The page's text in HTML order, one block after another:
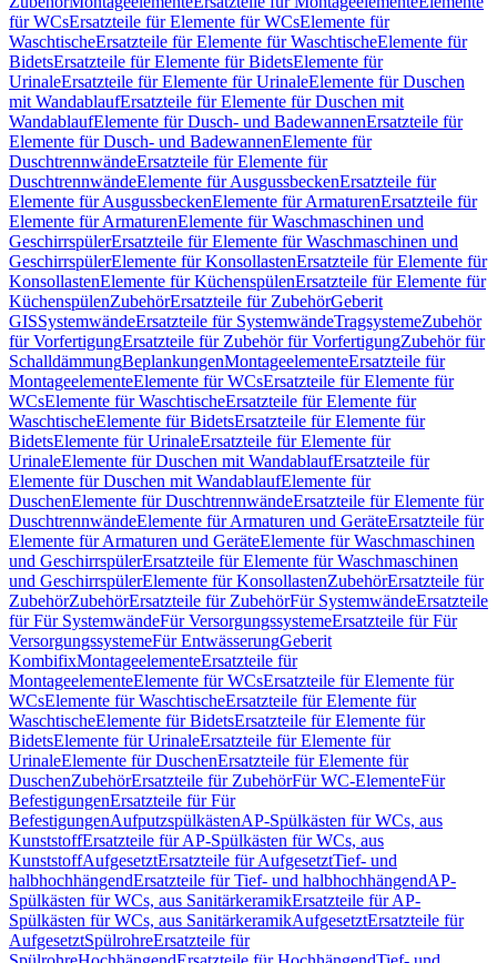
für WCsErsatzteile für Elemente für WCsElemente für
WaschtischeErsatzteile für Elemente für WaschtischeElemente für
BidetsErsatzteile für Elemente für BidetsElemente für
UrinaleErsatzteile für Elemente für UrinaleElemente für Duschen
mit WandablaufErsatzteile für Elemente für Duschen mit
WandablaufElemente für Dusch- und BadewannenErsatzteile für
Elemente für Dusch- und BadewannenElemente für
DuschtrennwändeErsatzteile für Elemente für
DuschtrennwändeElemente für AusgussbeckenErsatzteile für
Elemente für AusgussbeckenElemente für ArmaturenErsatzteile für
Elemente für ArmaturenElemente für Waschmaschinen und
GeschirrspülerErsatzteile für Elemente für Waschmaschinen und
GeschirrspülerElemente für KonsollastenErsatzteile für Elemente für
KonsollastenElemente für KüchenspülenErsatzteile für Elemente für
KüchenspülenZubehörErsatzteile für ZubehörGeberit
GISSystemwändeErsatzteile für SystemwändeTragsystemeZubehör
für VorfertigungErsatzteile für Zubehör für VorfertigungZubehör für
SchalldämmungBeplankungenMontageelementeErsatzteile für
MontageelementeElemente für WCsErsatzteile für Elemente für
WCsElemente für WaschtischeErsatzteile für Elemente für
WaschtischeElemente für BidetsErsatzteile für Elemente für
BidetsElemente für UrinaleErsatzteile für Elemente für
UrinaleElemente für Duschen mit WandablaufErsatzteile für
Elemente für Duschen mit WandablaufElemente für
DuschenElemente für DuschtrennwändeErsatzteile für Elemente für
DuschtrennwändeElemente für Armaturen und GeräteErsatzteile für
Elemente für Armaturen und GeräteElemente für Waschmaschinen
und GeschirrspülerErsatzteile für Elemente für Waschmaschinen
und GeschirrspülerElemente für KonsollastenZubehörErsatzteile für
ZubehörZubehörErsatzteile für ZubehörFür SystemwändeErsatzteile
für Für SystemwändeFür VersorgungssystemeErsatzteile für Für
VersorgungssystemeFür EntwässerungGeberit
KombifixMontageelementeErsatzteile für
MontageelementeElemente für WCsErsatzteile für Elemente für
WCsElemente für WaschtischeErsatzteile für Elemente für
WaschtischeElemente für BidetsErsatzteile für Elemente für
BidetsElemente für UrinaleErsatzteile für Elemente für
UrinaleElemente für DuschenErsatzteile für Elemente für
DuschenZubehörErsatzteile für ZubehörFür WC-ElementeFür
BefestigungenErsatzteile für Für
BefestigungenAufputzspülkästenAP-Spülkästen für WCs, aus
KunststoffErsatzteile für AP-Spülkästen für WCs, aus
KunststoffAufgesetztErsatzteile für AufgesetztTief- und
halbhochhängendErsatzteile für Tief- und halbhochhängendAP-
Spülkästen für WCs, aus SanitärkeramikErsatzteile für AP-
Spülkästen für WCs, aus SanitärkeramikAufgesetztErsatzteile für
AufgesetztSpülrohreErsatzteile für